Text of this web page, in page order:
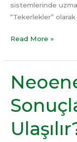
sistemlerinde
“Tekerlekler” olarak
Read More »
Neoenerji
İle
Başarılı
Sonuçlara
Nasıl
Ulaşılır?